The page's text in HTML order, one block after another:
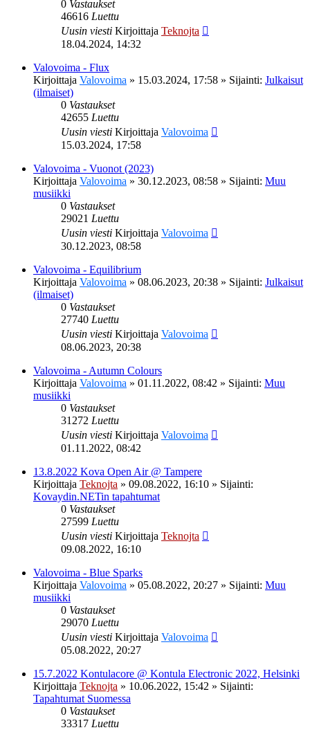
0 Vastaukset
46616 Luettu
Uusin viesti Kirjoittaja Teknojta
18.04.2024, 14:32
Valovoima - Flux
Kirjoittaja Valovoima » 15.03.2024, 17:58 » Sijainti: Julkaisut
(ilmaiset)
0 Vastaukset
42655 Luettu
Uusin viesti Kirjoittaja Valovoima
15.03.2024, 17:58
Valovoima - Vuonot (2023)
Kirjoittaja Valovoima » 30.12.2023, 08:58 » Sijainti: Muu
musiikki
0 Vastaukset
29021 Luettu
Uusin viesti Kirjoittaja Valovoima
30.12.2023, 08:58
Valovoima - Equilibrium
Kirjoittaja Valovoima » 08.06.2023, 20:38 » Sijainti: Julkaisut
(ilmaiset)
0 Vastaukset
27740 Luettu
Uusin viesti Kirjoittaja Valovoima
08.06.2023, 20:38
Valovoima - Autumn Colours
Kirjoittaja Valovoima » 01.11.2022, 08:42 » Sijainti: Muu
musiikki
0 Vastaukset
31272 Luettu
Uusin viesti Kirjoittaja Valovoima
01.11.2022, 08:42
13.8.2022 Kova Open Air @ Tampere
Kirjoittaja Teknojta » 09.08.2022, 16:10 » Sijainti:
Kovaydin.NETin tapahtumat
0 Vastaukset
27599 Luettu
Uusin viesti Kirjoittaja Teknojta
09.08.2022, 16:10
Valovoima - Blue Sparks
Kirjoittaja Valovoima » 05.08.2022, 20:27 » Sijainti: Muu
musiikki
0 Vastaukset
29070 Luettu
Uusin viesti Kirjoittaja Valovoima
05.08.2022, 20:27
15.7.2022 Kontulacore @ Kontula Electronic 2022, Helsinki
Kirjoittaja Teknojta » 10.06.2022, 15:42 » Sijainti:
Tapahtumat Suomessa
0 Vastaukset
33317 Luettu